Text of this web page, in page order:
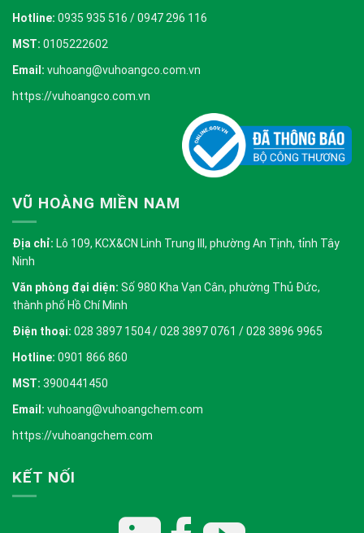
Hotline: 0935 935 516 / 0947 296 116
MST: 0105222602
Email: vuhoang@vuhoangco.com.vn
https://vuhoangco.com.vn
VŨ HOÀNG MIỀN NAM
Địa chỉ: Lô 109, KCX&CN Linh Trung III, phường An Tịnh, tỉnh Tây
Ninh
Văn phòng đại diện: Số 980 Kha Vạn Cân, phường Thủ Đức,
thành phố Hồ Chí Minh
Điện thoại: 028 3897 1504 / 028 3897 0761 / 028 3896 9965
Hotline: 0901 866 860
MST: 3900441450
Email: vuhoang@vuhoangchem.com
https://vuhoangchem.com
KẾT NỐI